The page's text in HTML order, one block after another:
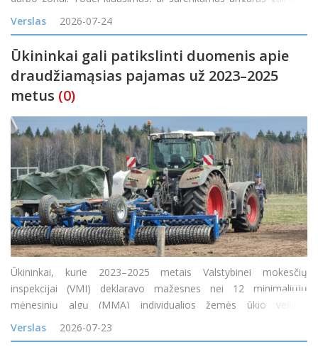
padidintas, yra labai praktiškas. Atsakymas dažniausiai priklauso
nuo konstrukcijos tipo, pradinio proje
Verslas 2026-07-24
Ūkininkai gali patikslinti duomenis apie
draudžiamąsias pajamas už 2023–2025
metus (0)
Ūkininkai, kurie 2023–2025 metais Valstybinei mokesčių
inspekcijai (VMI) deklaravo mažesnes nei 12 minimaliųjų
mėnesinių algų (MMA) individualios žemės ūkio veiklos
apmokestinamąsias pajamas arba jų visai neturėjo, tačiau gavo
tam tikrų neapmokestinamųjų pajamų, nuo 2026 m. liepos 1 d.
Verslas 2026-07-23